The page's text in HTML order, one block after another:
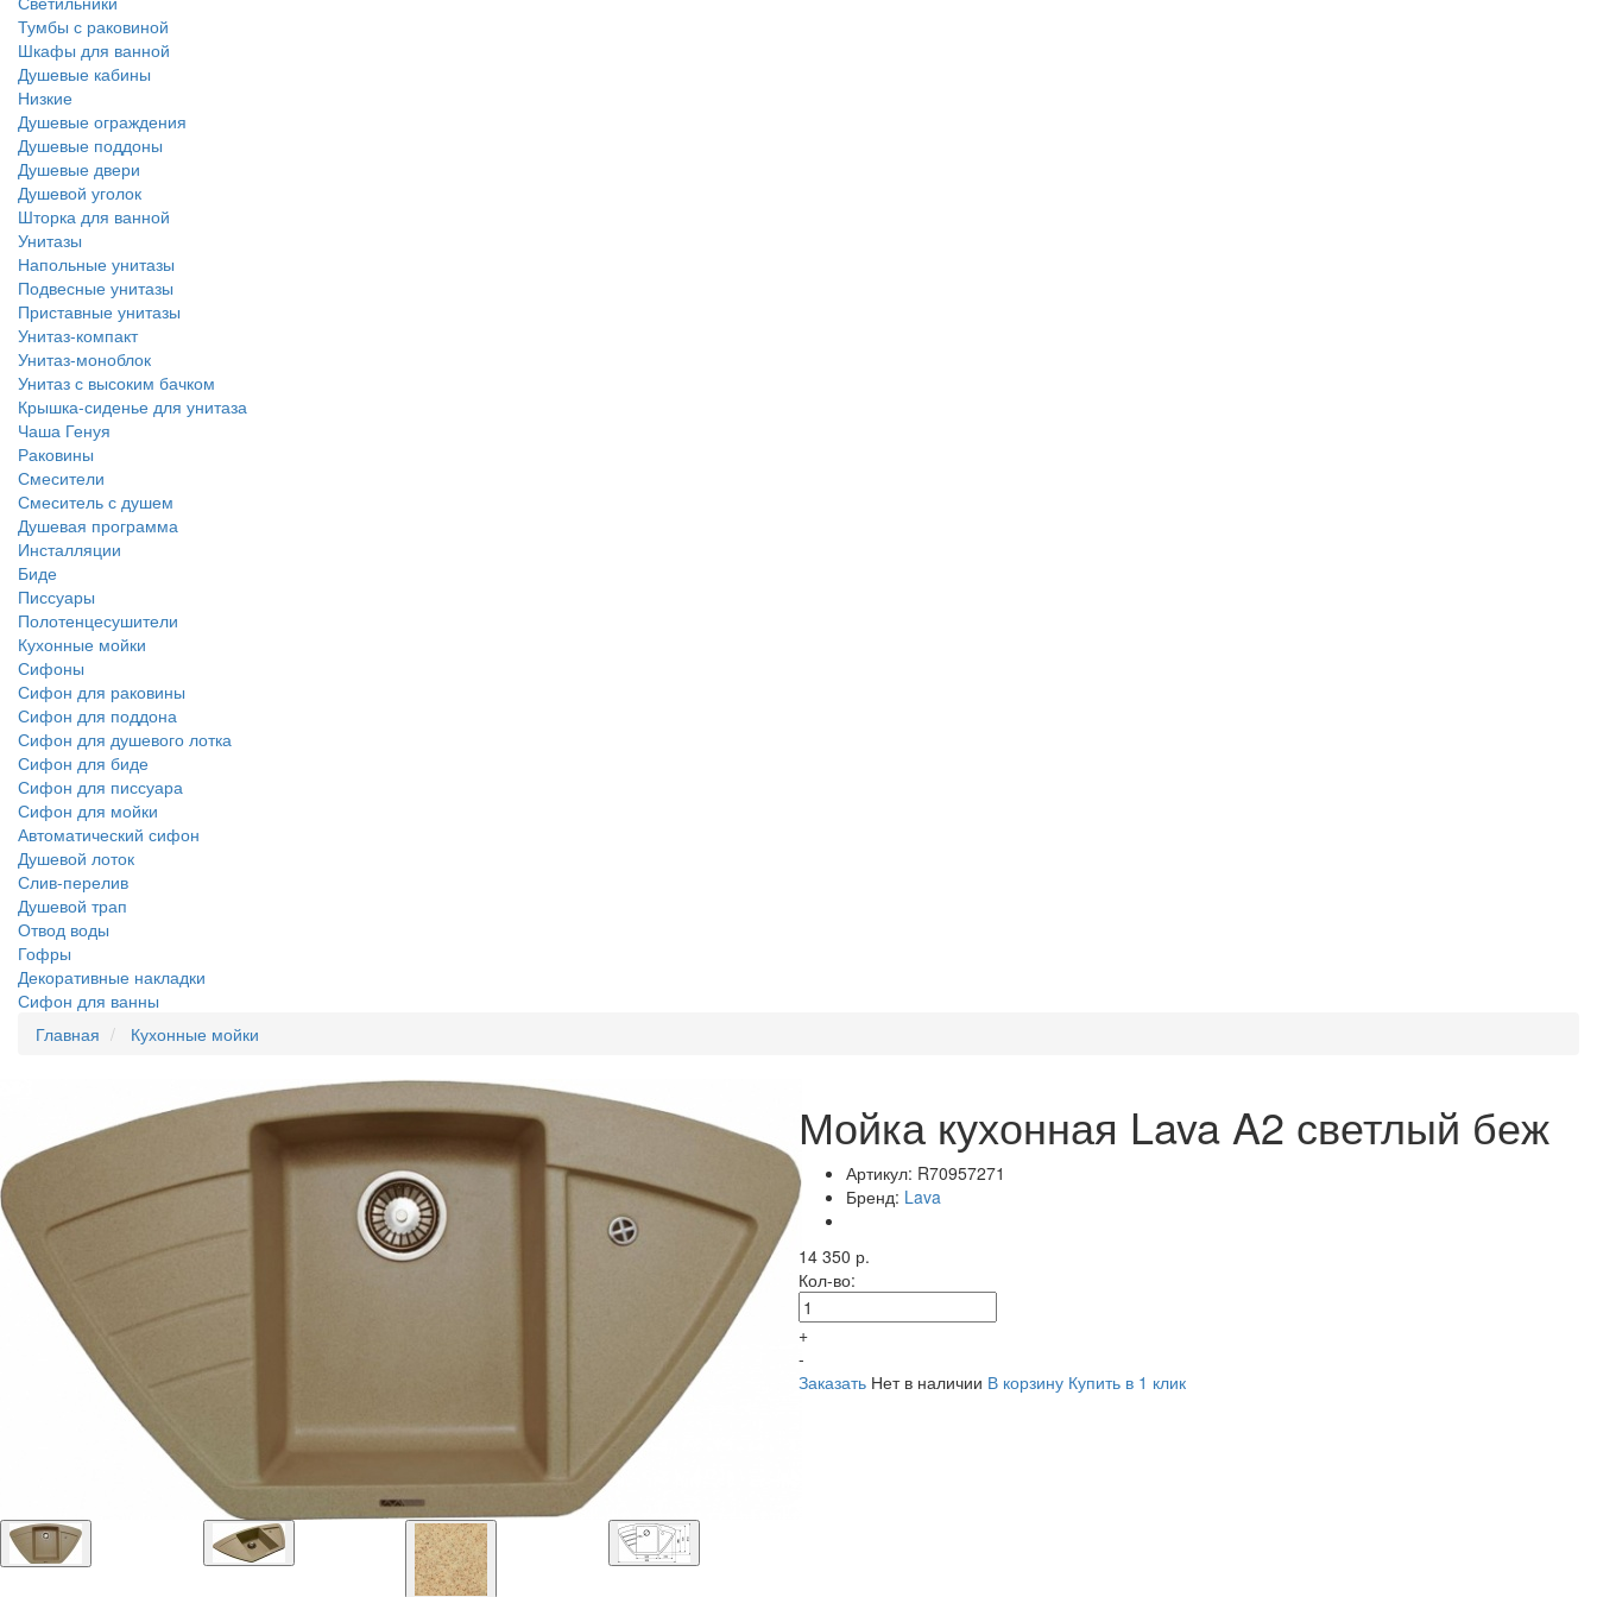
Тумбы с раковиной
Шкафы для ванной
Душевые кабины
Низкие
Душевые ограждения
Душевые поддоны
Душевые двери
Душевой уголок
Шторка для ванной
Унитазы
Напольные унитазы
Подвесные унитазы
Приставные унитазы
Унитаз-компакт
Унитаз-моноблок
Унитаз с высоким бачком
Крышка-сиденье для унитаза
Чаша Генуя
Раковины
Смесители
Смеситель с душем
Душевая программа
Инсталляции
Биде
Писсуары
Полотенцесушители
Кухонные мойки
Сифоны
Сифон для раковины
Сифон для поддона
Сифон для душевого лотка
Сифон для биде
Сифон для писсуара
Сифон для мойки
Автоматический сифон
Душевой лоток
Слив-перелив
Душевой трап
Отвод воды
Гофры
Декоративные накладки
Сифон для ванны
Главная
Кухонные мойки
Мойка кухонная Lava A2 светлый беж
Артикул: R70957271
Бренд: Lava
14 350 р.
Кол-во:
+
-
Заказать Нет в наличии В корзину Купить в 1 клик